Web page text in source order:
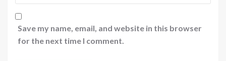
Save my name, email, and website in this browser
for the next time I comment.